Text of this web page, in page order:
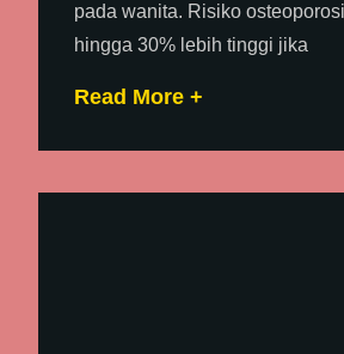
pada wanita. Risiko
hingga 30% lebih tinggi jika
Read More +